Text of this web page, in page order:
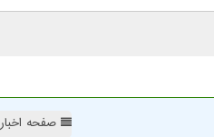
صفحه اخبار